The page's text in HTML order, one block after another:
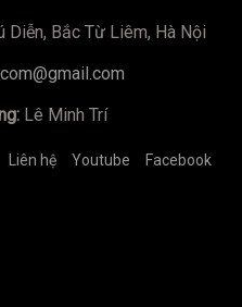
Bắc Từ Liêm, Hà Nội
Lê Minh Trí
Liên hệ Youtube Facebook